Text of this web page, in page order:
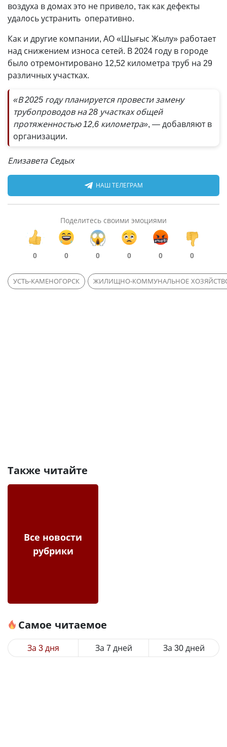
воздуха в домах это не привело, так как дефекты
удалось устранить оперативно.
Как и другие компании, АО «Шығыс Жылу» работает
над снижением износа сетей. В 2024 году в городе
было отремонтировано 12,52 километра труб на 29
различных участках.
«В 2025 году планируется провести замену
трубопроводов на 28 участках общей
протяженностью 12,6 километра», — добавляют в
организации.
Елизавета Седых
НАШ ТЕЛЕГРАМ
Поделитесь своими эмоциями
0 0 0 0 0 0
УСТЬ-КАМЕНОГОРСК ЖИЛИЩНО-КОММУНАЛЬНОЕ
Также читайте
Все новости
рубрики
Самое читаемое
За 3 дня За 7 дней За 30 дней